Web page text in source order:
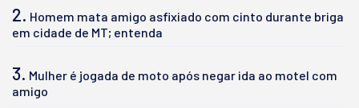
2. Homem mata amigo asfixiado com cinto durante briga
em cidade de MT; entenda
3. Mulher é jogada de moto após negar ida ao motel com
amigo